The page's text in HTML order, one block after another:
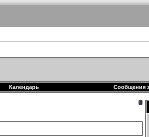
Календарь Сообщения